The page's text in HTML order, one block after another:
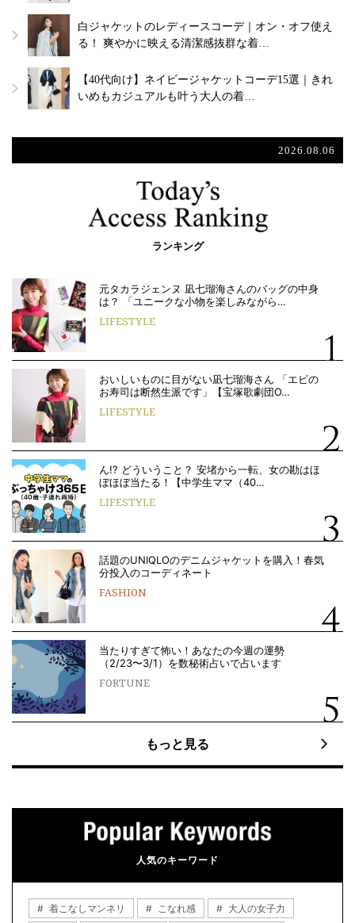
白ジャケットのレディースコーデ｜オン・オフ使え
る！ 爽やかに映える清潔感抜群な着…
【40代向け】ネイビージャケットコーデ15選｜きれ
いめもカジュアルも叶う大人の着…
2026.08.06
ランキング
元タカラジェンヌ 凪七瑠海さんのバッグの中身
は？ 「ユニークな小物を楽しみながら…
LIFESTYLE
おいしいものに目がない凪七瑠海さん 「エビの
お寿司は断然生派です」【宝塚歌劇団O…
LIFESTYLE
ん!? どういうこと？ 安堵から一転、女の勘はほ
ぼほぼ当たる！【中学生ママ（40…
LIFESTYLE
話題のUNIQLOのデニムジャケットを購入！春気
分投入のコーディネート
FASHION
当たりすぎて怖い！あなたの今週の運勢
（2/23〜3/1）を数秘術占いで占います
FORTUNE
もっと見る
人気のキーワード
着こなしマンネリ こなれ感
大人の女子力